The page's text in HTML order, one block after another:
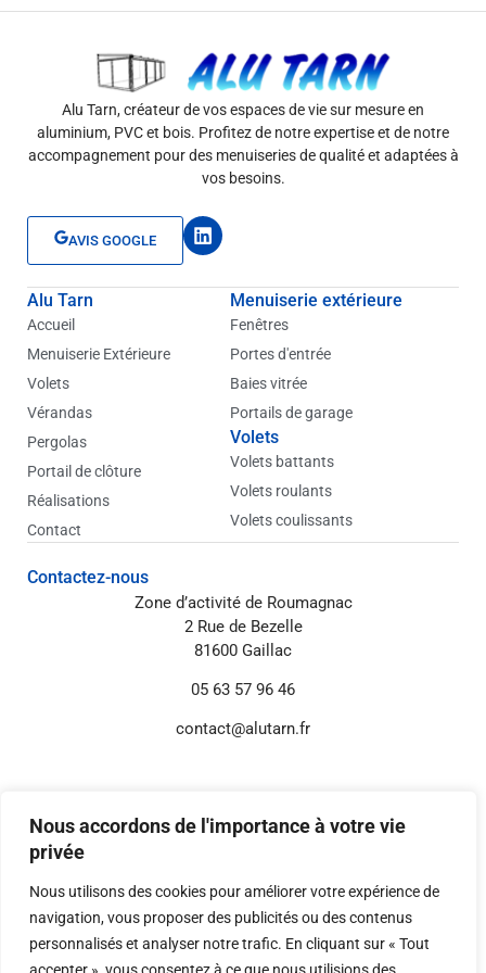
Nous accordons de l'importance à votre vie
privée
Nous utilisons des cookies pour améliorer votre expérience de
navigation, vous proposer des publicités ou des contenus
personnalisés et analyser notre trafic. En cliquant sur « Tout
Alu Tarn, créateur de vos espaces de vie sur mesure en
aluminium, PVC et bois. Profitez de notre expertise et de notre
accompagnement pour des menuiseries de qualité et adaptées à
vos besoins.
AVIS GOOGLE
L
i
k
Alu Tarn
Accueil
Menuiserie Extérieure
Volets
Vérandas
Pergolas
Portail de clôture
Réalisations
Contact
Menuiserie extérieure
Fenêtres
Portes d'entrée
Baies vitrée
Portails de garage
Volets
Volets battants
Volets roulants
Volets coulissants
Contactez-nous
Zone d’activité de Roumagnac
2 Rue de Bezelle
81600 Gaillac
05 63 57 96 46
contact@alutarn.fr
© 2026 Digital-i – Tous droits réservés.
Conception, développement et référencement
Informations annexes
Mentions légales
Politique de confidentialité